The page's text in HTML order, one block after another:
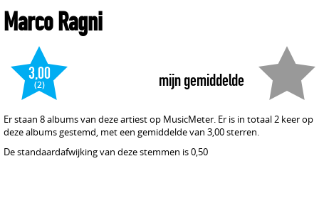
Marco Ragni
mijn gemiddelde
3,00
(2)
Er staan 8 albums van deze artiest op MusicMeter. Er is in totaal 2 keer op
deze albums gestemd, met een gemiddelde van 3,00 sterren.
De standaardafwijking van deze stemmen is 0,50